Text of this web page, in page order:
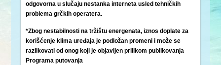
odgovorna u slučaju nestanka interneta usled tehničkih
problema grčkih operatera.
*Zbog nestabilnosti na tržištu energenata, iznos doplate za
korišćenje klima uređaja je podložan promeni i može se
razlikovati od onog koji je objavljen prilikom publikovanja
Programa putovanja